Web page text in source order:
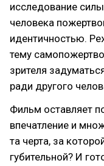
исследование
человека
идентичностью.
тему
зрителя
ради другого
Фильм оставляет
впечатление и
та черта, за
губительной? И